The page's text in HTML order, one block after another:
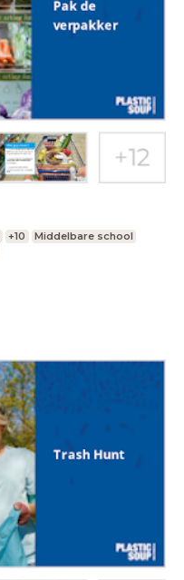
+10
Middelbare school